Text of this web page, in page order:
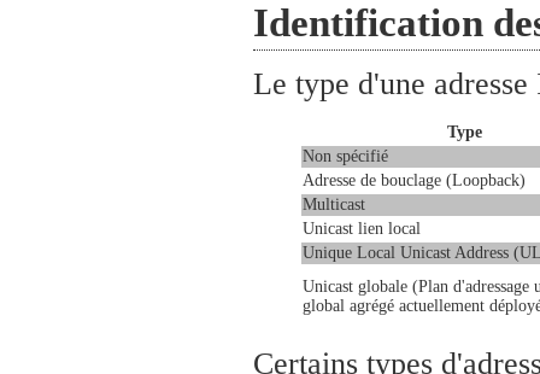
Identification
Le type d'une
Type
Non spécifié
Adresse de bouclage (Loopback)
Multicast
Unicast lien local
Unique Local Unicast Address
Unicast globale (Plan d'adressage
global agrégé actuellement
Certains types